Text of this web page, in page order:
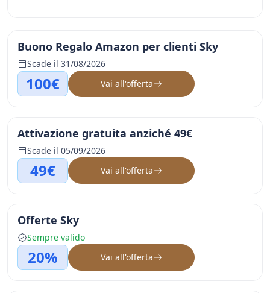
Buono Regalo Amazon per clienti Sky
Scade il 31/08/2026
100€ Vai all'offerta
Attivazione gratuita anziché 49€
Scade il 05/09/2026
49€ Vai all'offerta
Offerte Sky
Sempre valido
20% Vai all'offerta